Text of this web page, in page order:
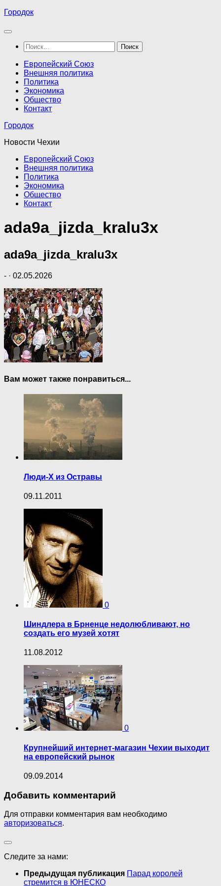
Перейти
содержимому
Городок
Найти:
Европейский Союз
Внешняя политика
Политика
Экономика
Общество
Контакт
Городок
Новости Чехии
Европейский Союз
Внешняя политика
Политика
Экономика
Общество
Контакт
ada9a_jizda_kralu3x
ada9a_jizda_kralu3x
- · 02.05.2026
Вам может также понравиться...
Люди-Х из Остравы
09.11.2011
0
Шиндлера в Брненце недолюбливают, но
создать его музей хотят
11.08.2012
0
Крупнейший интернет-магазин Чехии выходит
на европейский рынок
09.09.2014
Добавить комментарий
Для отправки комментария вам необходимо
авторизоваться.
Следите за нами:
Предыдущая публикация Парад королей
стремится в ЮНЕСКО